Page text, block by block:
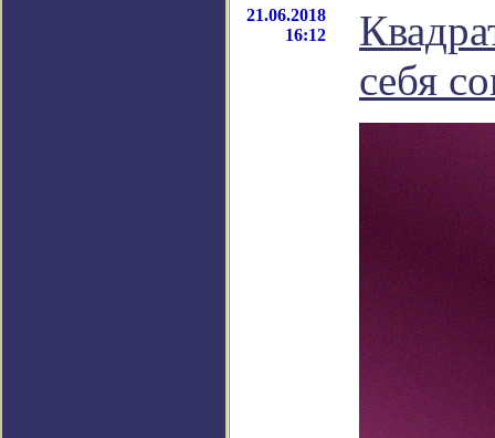
21.06.2018
16:12
себя